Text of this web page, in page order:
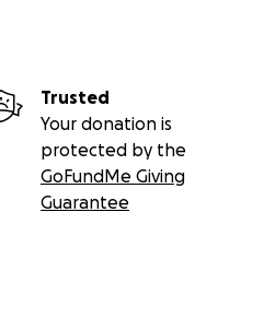
Trusted
Your donation is
protected by the
GoFundMe Giving
Guarantee